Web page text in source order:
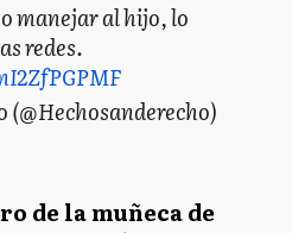
manejar al hijo, lo
redes.
de la muñeca de